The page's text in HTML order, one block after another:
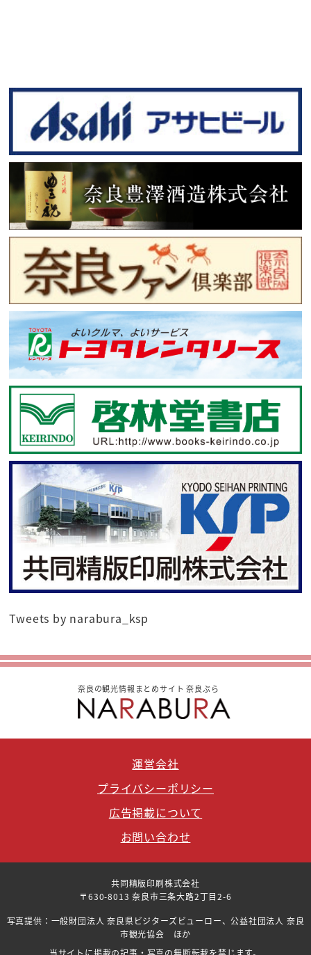
Tweets by narabura_ksp
奈良の観光情報まとめサイト 奈良ぶら
運営会社
プライバシーポリシー
広告掲載について
お問い合わせ
共同精版印刷株式会社
〒630-8013 奈良市三条大路2丁目2-6
写真提供：一般財団法人 奈良県ビジターズビューロー、公益社団法人 奈良
市観光協会 ほか